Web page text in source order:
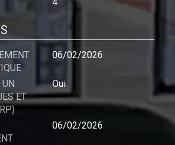
4
06/02/2026
ET
Oui
06/02/2026